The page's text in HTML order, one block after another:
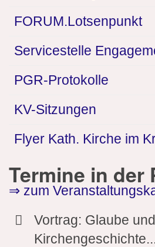
FORUM.Lotsenpunkt
Servicestelle
PGR-Protokolle
KV-Sitzungen
Flyer Kath. Kirche im
Termine in der
⇒ zum
Vortrag: Glaube